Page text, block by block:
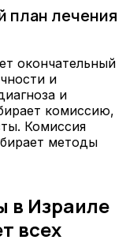
план лечения
окончательный
и
и
комиссию,
Комиссия
методы
в Израиле
всех